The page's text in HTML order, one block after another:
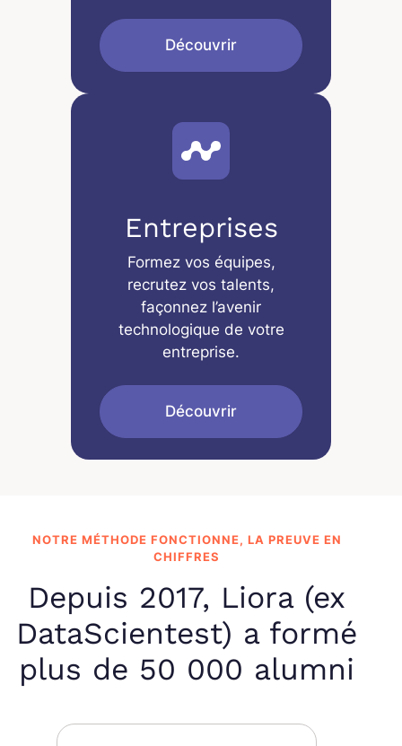
Découvrir
Entreprises
Formez vos équipes,
recrutez vos talents,
façonnez l’avenir
technologique de votre
entreprise.
Découvrir
NOTRE MÉTHODE FONCTIONNE, LA PREUVE EN
CHIFFRES
Depuis 2017, Liora (ex
DataScientest) a formé
plus de 50 000 alumni